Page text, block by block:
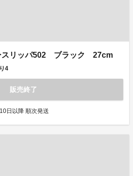
リッパ502 ブラック 27cm
4
販売終了
日以降 順次発送